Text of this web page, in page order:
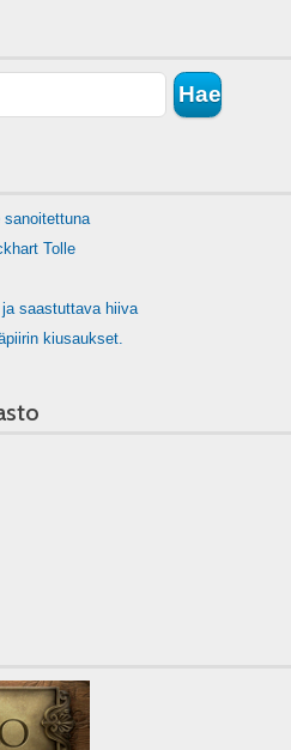
Tolle
saastuttava hiiva
kiusaukset.